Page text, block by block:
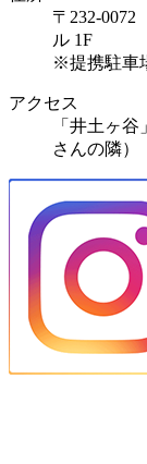
〒232-
ル 1F
※提携駐車
アクセス
「井土ヶ
さんの隣）